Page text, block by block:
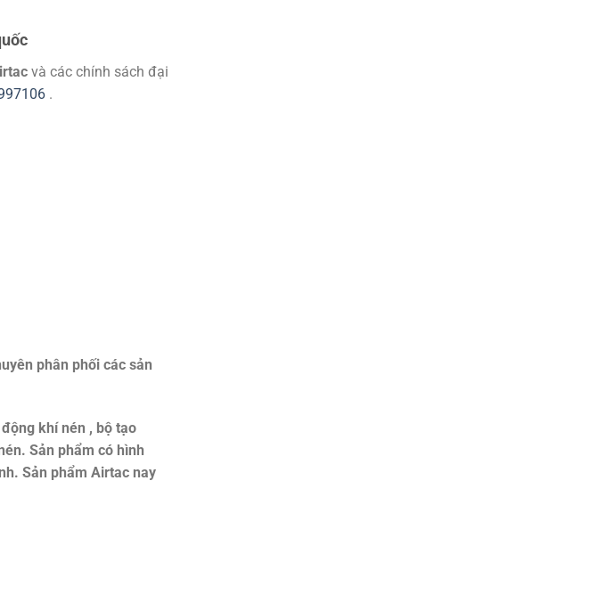
và các chính sách đại
.
phân phối các sản
khí nén , bộ tạo
Sản phẩm có hình
Sản phẩm Airtac nay